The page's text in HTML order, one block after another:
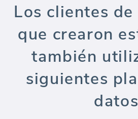
Los clientes
que crearon
también
siguientes